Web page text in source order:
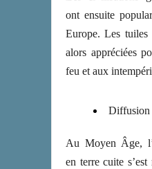
ont ensuite
Europe. Les tuiles
alors appréciées
feu et aux
Diffusion
Au Moyen Âge,
en terre cuite